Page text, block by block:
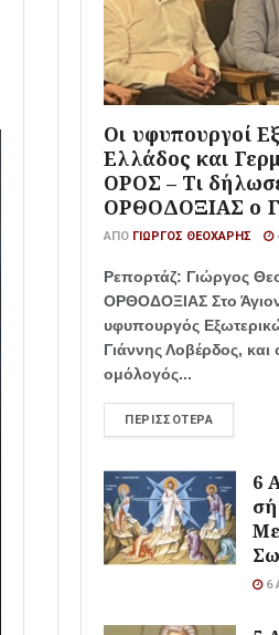
Οι υφυπουργοί
Ελλάδος και
ΟΡΟΣ – Τι
ΟΡΘΟΔΟΞΙΑΣ ο
ΑΠΌ ΓΙΏΡΓΟΣ ΘΕΟΧΆΡΗΣ
Ρεπορτάζ: Γιώργος
ΟΡΘΟΔΟΞΙΑΣ Στο
υφυπουργός
Γιάννης Λοβέρδος,
ομόλογός...
ΠΕΡΙΣΣΌΤΕΡΑ
6
6